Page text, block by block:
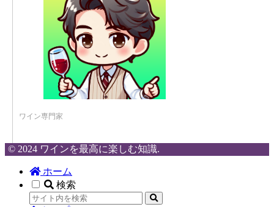
ワイン専門家
© 2024 ワインを最高に楽しむ知識.
ホーム
検索